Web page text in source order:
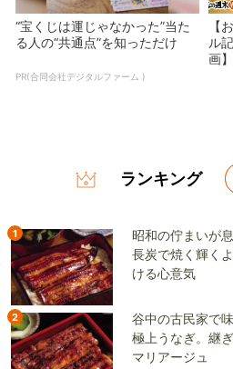
“宝くじは運じゃなかった”当た
る人の“共通点”を知っただけ
PR(合同会社デジタルファーム )
【
ル
画
ランキング
1
昭和の佇まいが
長炭で焼く輝く
ける心意気
2
谷中の古民家で
極上うなぎ。継
マリアージュ